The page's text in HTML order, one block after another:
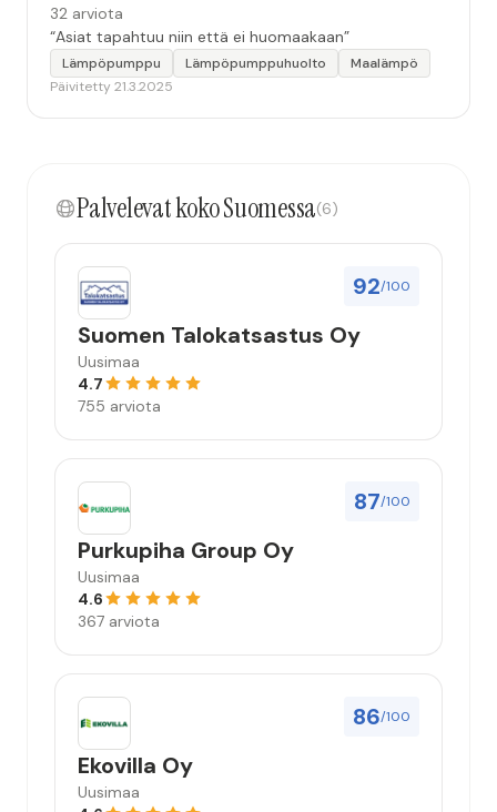
32 arviota
“Asiat tapahtuu niin että ei huomaakaan”
Lämpöpumppu Lämpöpumppuhuolto
Maalämpö
Päivitetty 21.3.2025
Palvelevat koko Suomessa(6)
92/100
Suomen Talokatsastus Oy
Uusimaa
4.7
755 arviota
87/100
Purkupiha Group Oy
Uusimaa
4.6
367 arviota
86/100
Ekovilla Oy
Uusimaa